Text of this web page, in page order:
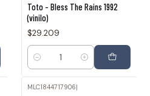
Toto - Bless The Rains 1992
(vinilo)
$29.209
Cantidad
MLC1844717906